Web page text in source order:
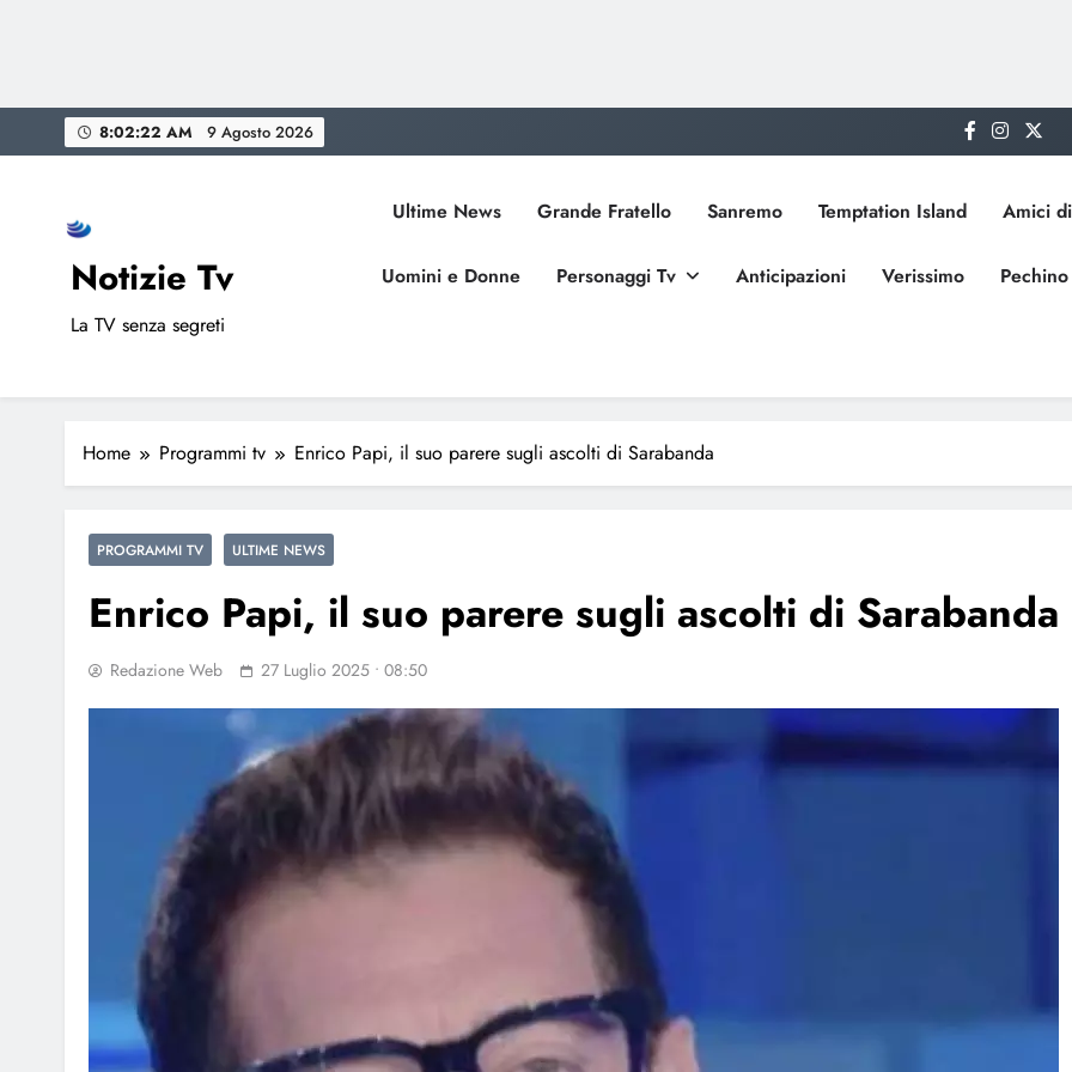
to
8:02:23 AM 9 Agosto 2026
Notizie Tv
La TV senza segreti
Ultime News Grande Fratello Sanremo Temptation Island Amici
Uomini e Donne Personaggi Tv Anticipazioni Verissimo
Home Programmi tv Enrico Papi, il suo parere sugli ascolti di Sarabanda
PROGRAMMI TV ULTIME NEWS
Enrico Papi, il suo parere sugli ascolti di Sarabanda
Redazione Web 27 Luglio 2025 • 08:50